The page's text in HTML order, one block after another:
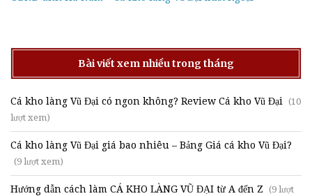
Bài viết xem nhiều trong tháng
Cá kho làng Vũ Đại có ngon không? Review Cá kho Vũ Đại (10
lượt xem)
Cá kho làng Vũ Đại giá bao nhiêu – Bảng Giá cá kho Vũ Đại?
(9 lượt xem)
Hướng dẫn cách làm CÁ KHO LÀNG VŨ ĐẠI từ A đến Z (9 lượt